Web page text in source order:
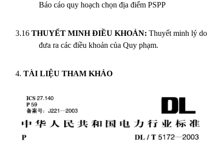
Báo cáo quy hoạch chọn địa điểm PSPP
3.16 THUYẾT MINH ĐIỀU KHOẢN: Thuyết minh lý do
đưa ra các điều khoản của Quy phạm.
4. TÀI LIỆU THAM KHẢO